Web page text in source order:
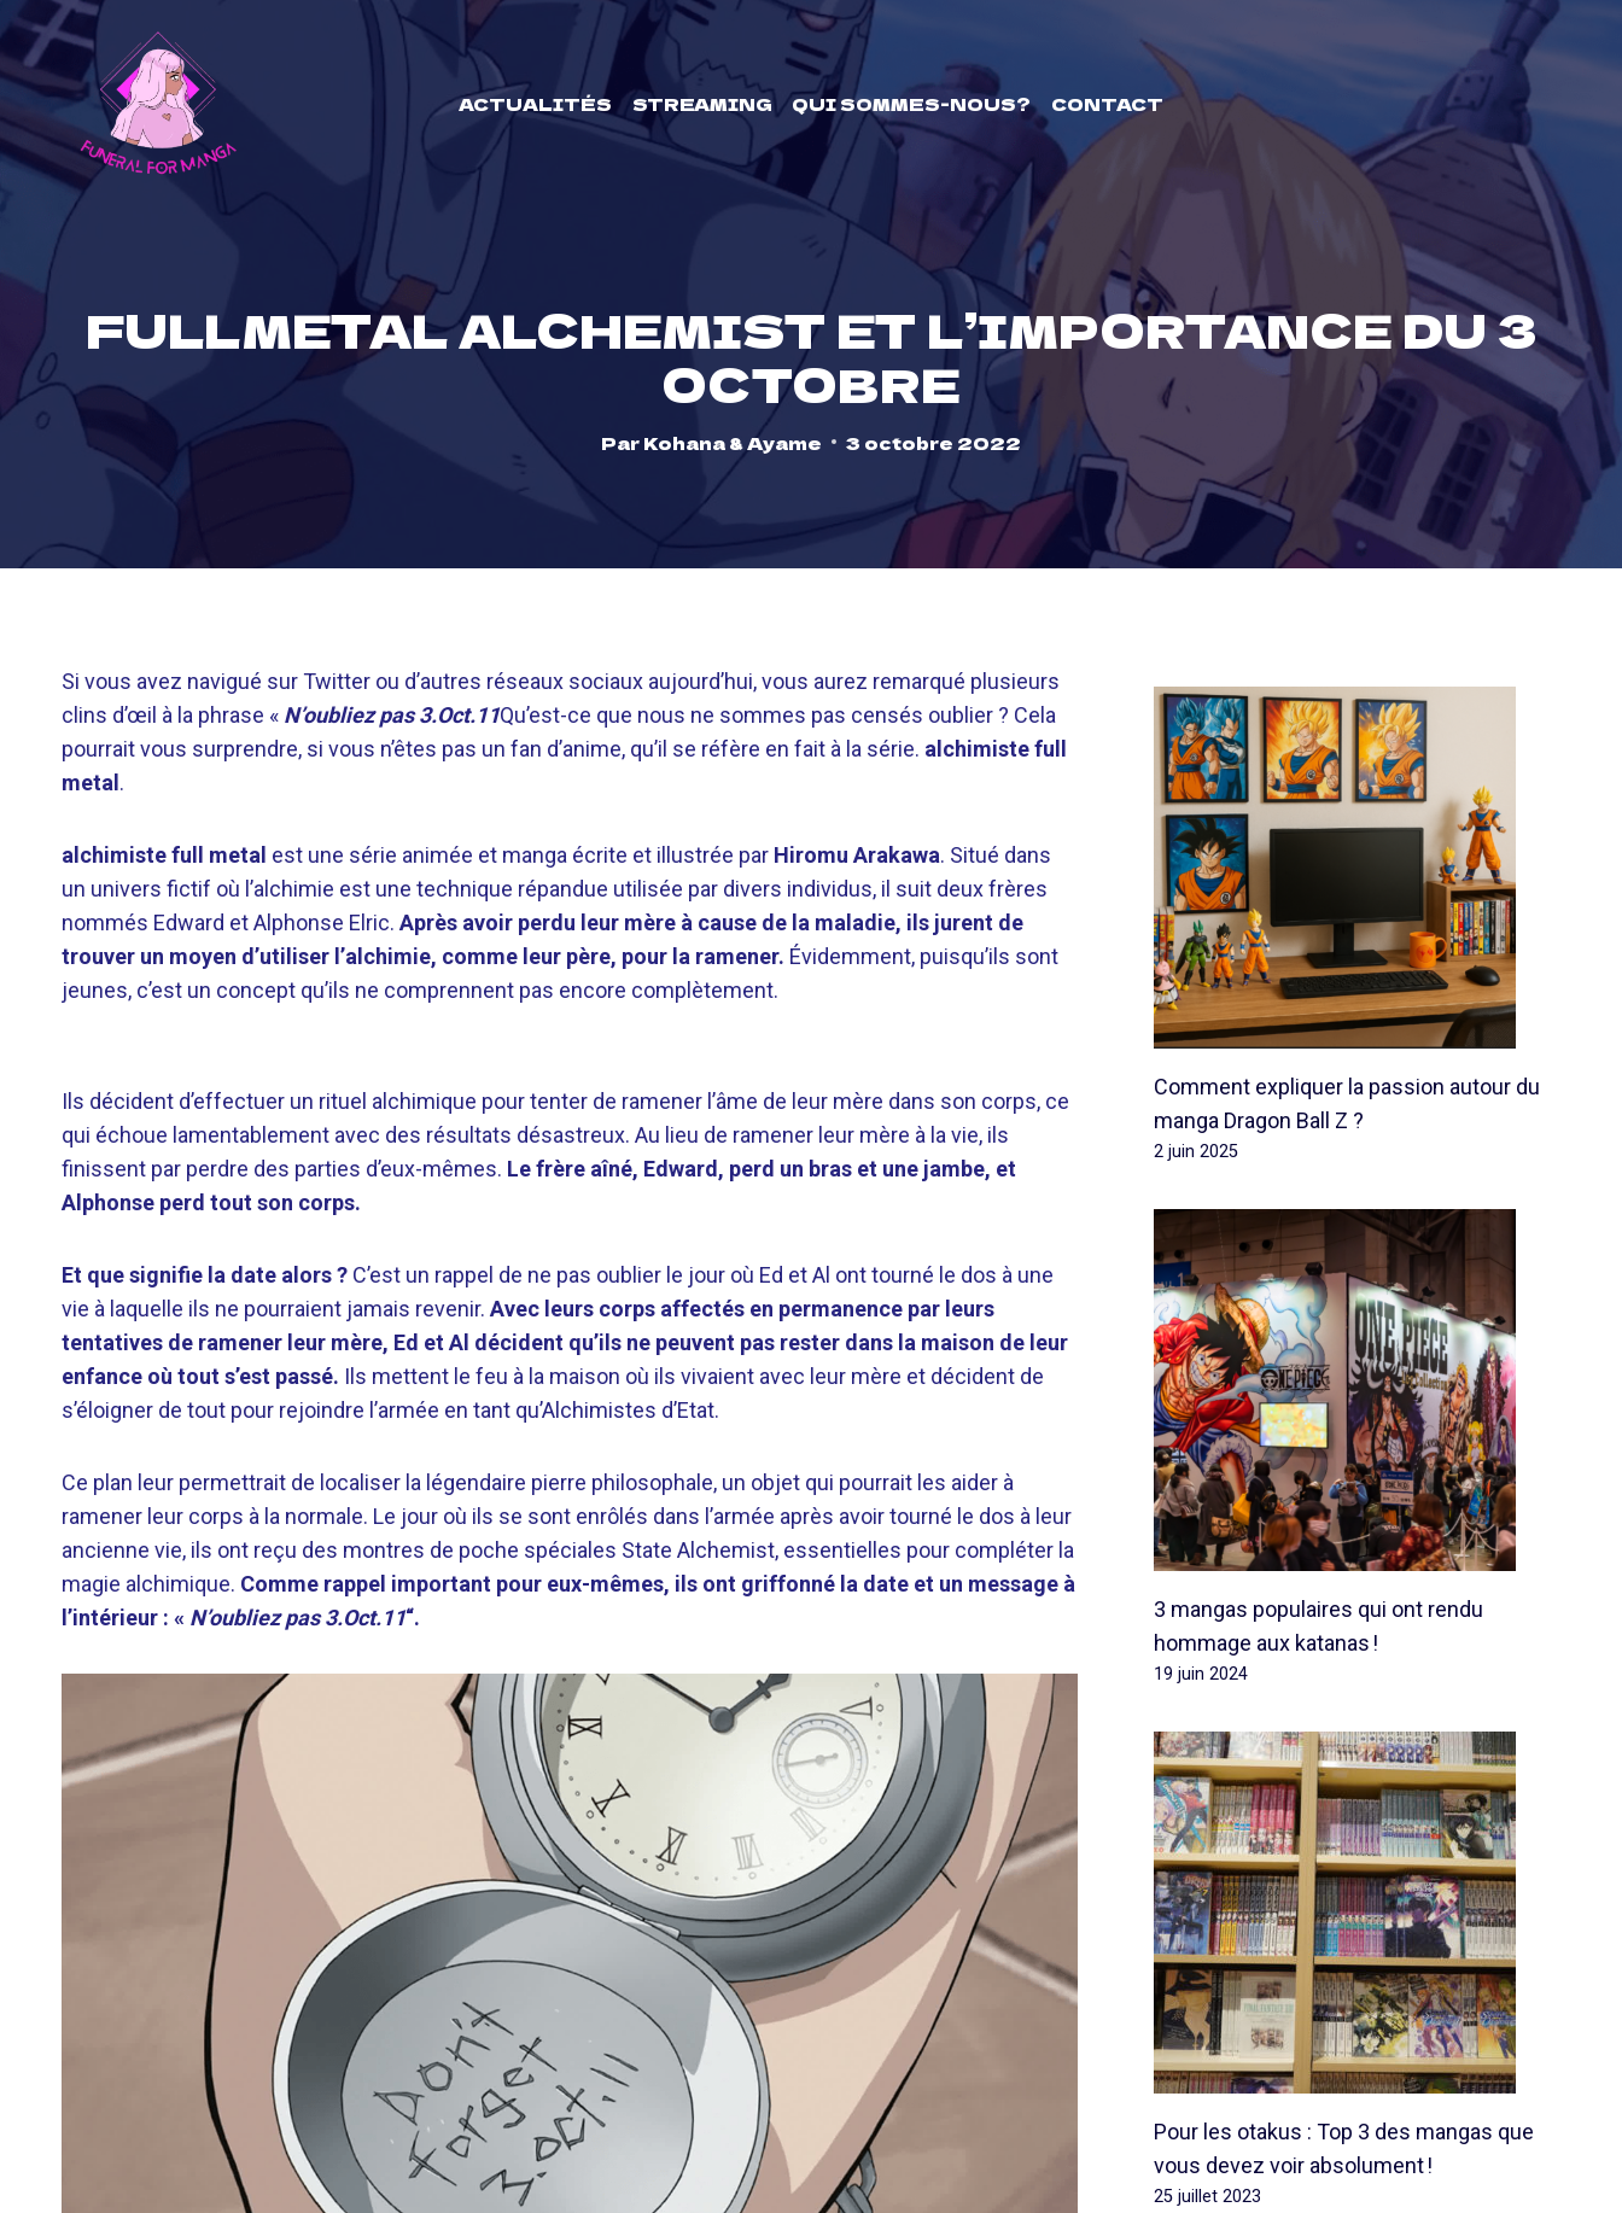
content
ACTUALITÉS STREAMING QUI SOMMES-NOUS? CONTACT
FULLMETAL ALCHEMIST ET L’IMPORTANCE DU 3
OCTOBRE
ParKohana & Ayame 3 octobre 2022
Si vous avez navigué sur Twitter ou d’autres réseaux sociaux aujourd’hui, vous aurez remarqué plusieurs
clins d’œil à la phrase « N’oubliez pas 3.Oct.11Qu’est-ce que nous ne sommes pas censés oublier ? Cela
pourrait vous surprendre, si vous n’êtes pas un fan d’anime, qu’il se réfère en fait à la série. alchimiste full
metal .
alchimiste full metal est une série animée et manga écrite et illustrée par Hiromu Arakawa. Situé dans
un univers fictif où l’alchimie est une technique répandue utilisée par divers individus, il suit deux frères
nommés Edward et Alphonse Elric. Après avoir perdu leur mère à cause de la maladie, ils jurent de
trouver un moyen d’utiliser l’alchimie, comme leur père, pour la ramener. Évidemment, puisqu’ils sont
jeunes, c’est un concept qu’ils ne comprennent pas encore complètement.
Ils décident d’effectuer un rituel alchimique pour tenter de ramener l’âme de leur mère dans son corps, ce
qui échoue lamentablement avec des résultats désastreux. Au lieu de ramener leur mère à la vie, ils
finissent par perdre des parties d’eux-mêmes. Le frère aîné, Edward, perd un bras et une jambe, et
Alphonse perd tout son corps.
Et que signifie la date alors ? C’est un rappel de ne pas oublier le jour où Ed et Al ont tourné le dos à une
vie à laquelle ils ne pourraient jamais revenir. Avec leurs corps affectés en permanence par leurs
tentatives de ramener leur mère, Ed et Al décident qu’ils ne peuvent pas rester dans la maison de leur
enfance où tout s’est passé. Ils mettent le feu à la maison où ils vivaient avec leur mère et décident de
s’éloigner de tout pour rejoindre l’armée en tant qu’Alchimistes d’Etat.
Ce plan leur permettrait de localiser la légendaire pierre philosophale, un objet qui pourrait les aider à
ramener leur corps à la normale. Le jour où ils se sont enrôlés dans l’armée après avoir tourné le dos à leur
ancienne vie, ils ont reçu des montres de poche spéciales State Alchemist, essentielles pour compléter la
magie alchimique. Comme rappel important pour eux-mêmes, ils ont griffonné la date et un message à
l’intérieur : « N’oubliez pas 3.Oct.11“.
Comment expliquer la passion autour du
manga Dragon Ball Z ?
2 juin 2025
3 mangas populaires qui ont rendu
hommage aux katanas !
19 juin 2024
Pour les otakus : Top 3 des mangas que
vous devez voir absolument !
25 juillet 2023